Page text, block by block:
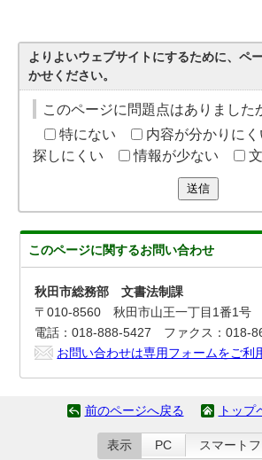
よりよいウェブサイトにするために、ペ
かせください。
このページに問題点はありました
特にない
内容が分かりにく
探しにくい
情報が少ない
送信
このページに関するお問い合わせ
秋田市総務部 文書法制課
〒010-8560 秋田市山王一丁目1番1号
電話：018-888-5427 ファクス：018-
お問い合わせは専用フォームをご利
前のページへ戻る トップ
表示 PC スマート